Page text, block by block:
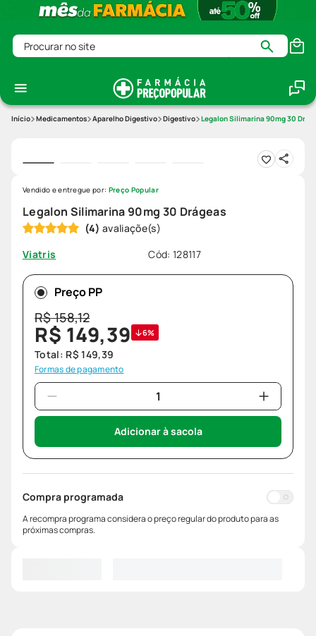
Procurar no site
Medicamentos Aparelho Digestivo Digestivo Legalon Silimarina 90mg 30
Legalon Silimarina 90mg 30 Drágeas
(4)
Viatris
Cód: 128117
Vendido e entregue por: Preço Popular
Preço PP
R$158,12
R$ 149,39 6%
Total: R$ 149,39
Formas de pagamento
Adicionar à sacola
Compra programada
A recompra programa considera o preço regular do produto para as
próximas compras.